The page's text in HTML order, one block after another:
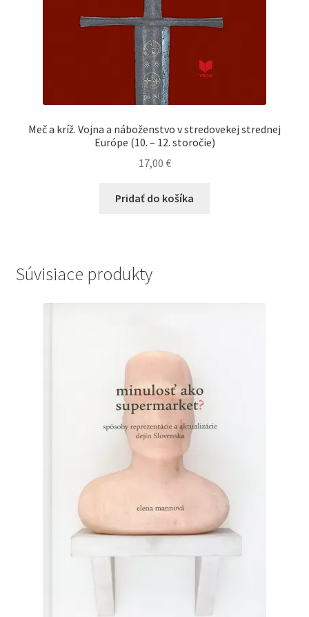
Meč a kríž. Vojna a náboženstvo v stredovekej strednej
Európe (10. – 12. storočie)
17,00 €
Pridať do košíka
Súvisiace produkty